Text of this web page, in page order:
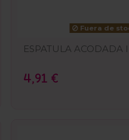
Fuera de
ESPATULA ACODADA
4,91 €